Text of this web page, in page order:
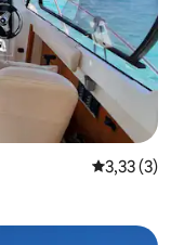
3,33 de
3,33 (3)